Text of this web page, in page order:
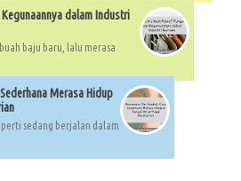
dalam Industri
baju baru, lalu merasa
Merasa Hidup
sedang berjalan dalam